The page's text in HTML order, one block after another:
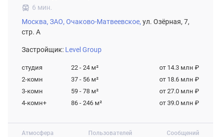
Атмосфера
Пользователей
Сообщений
6 мин.
Москва, ЗАО, Очаково-Матвеевское, ул. Озёрная, 7,
стр. А
Застройщик: Level Group
студия 22 - 24 м²
от 14.3 млн ₽
2-комн
37 - 56 м²
от 18.6 млн ₽
3-комн
59 - 78 м²
от 27.0 млн ₽
4-комн+
86 - 246 м² от 39.0 млн ₽